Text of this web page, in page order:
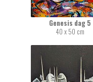
Genesis dag 5
40 x 50 cm